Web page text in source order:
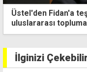
Üstel'den Fidan'a
uluslararası
İlginizi